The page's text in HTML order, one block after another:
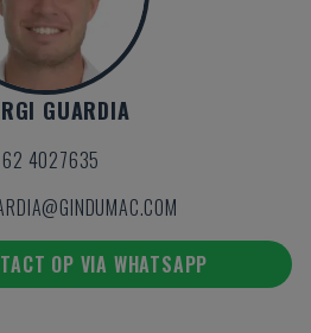
GUARDIA
4027635
OP VIA WHATSAPP